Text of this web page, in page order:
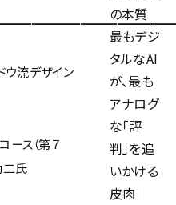
ウ流デザイン
ース（第７
二氏
の本質
最もデジ
タルなAI
が、最も
アナログ
な「評
判」を追
いかける
皮肉｜